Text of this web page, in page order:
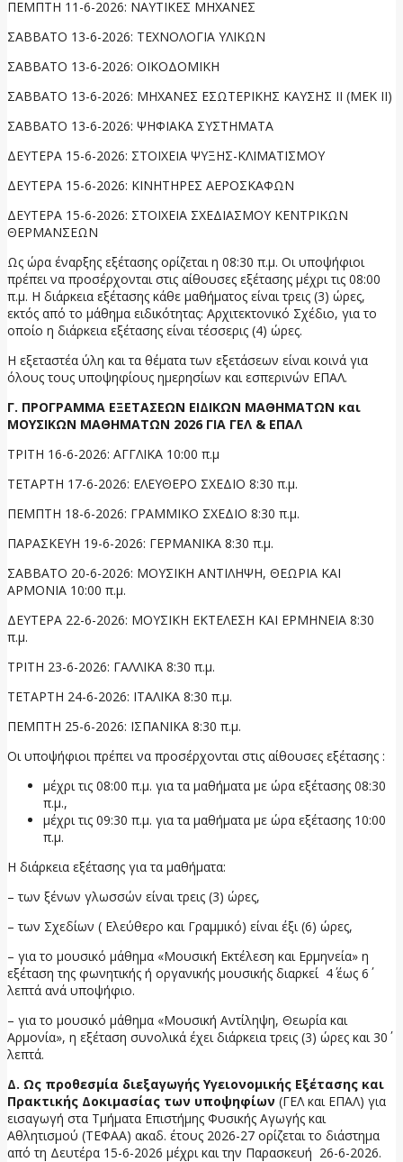
ΠΕΜΠΤΗ 11-6-2026: ΝΑΥΤΙΚΕΣ ΜΗΧΑΝΕΣ
ΣΑΒΒΑΤΟ 13-6-2026: ΤΕΧΝΟΛΟΓΙΑ ΥΛΙΚΩΝ
ΣΑΒΒΑΤΟ 13-6-2026: ΟΙΚΟΔΟΜΙΚΗ
ΣΑΒΒΑΤΟ 13-6-2026: ΜΗΧΑΝΕΣ ΕΣΩΤΕΡΙΚΗΣ ΚΑΥΣΗΣ II (ΜΕΚ ΙΙ)
ΣΑΒΒΑΤΟ 13-6-2026: ΨΗΦΙΑΚΑ ΣΥΣΤΗΜΑΤΑ
ΔΕΥΤΕΡΑ 15-6-2026: ΣΤΟΙΧΕΙΑ ΨΥΞΗΣ-ΚΛΙΜΑΤΙΣΜΟΥ
ΔΕΥΤΕΡΑ 15-6-2026: ΚΙΝΗΤΗΡΕΣ ΑΕΡΟΣΚΑΦΩΝ
ΔΕΥΤΕΡΑ 15-6-2026: ΣΤΟΙΧΕΙΑ ΣΧΕΔΙΑΣΜΟΥ ΚΕΝΤΡΙΚΩΝ
ΘΕΡΜΑΝΣΕΩΝ
Ως ώρα έναρξης εξέτασης ορίζεται η 08:30 π.μ. Οι υποψήφιοι
πρέπει να προσέρχονται στις αίθουσες εξέτασης μέχρι τις 08:00
π.μ. Η διάρκεια εξέτασης κάθε μαθήματος είναι τρεις (3) ώρες,
εκτός από το μάθημα ειδικότητας: Αρχιτεκτονικό Σχέδιο, για το
οποίο η διάρκεια εξέτασης είναι τέσσερις (4) ώρες.
Η εξεταστέα ύλη και τα θέματα των εξετάσεων είναι κοινά για
όλους τους υποψηφίους ημερησίων και εσπερινών ΕΠΑΛ.
Γ. ΠΡΟΓΡΑΜΜΑ ΕΞΕΤΑΣΕΩΝ ΕΙΔΙΚΩΝ ΜΑΘΗΜΑΤΩΝ και
ΜΟΥΣΙΚΩΝ ΜΑΘΗΜΑΤΩΝ 2026 ΓΙΑ ΓΕΛ & ΕΠΑΛ
ΤΡΙΤΗ 16-6-2026: ΑΓΓΛΙΚΑ 10:00 π.μ
ΤΕΤΑΡΤΗ 17-6-2026: ΕΛΕΥΘΕΡΟ ΣΧΕΔΙΟ 8:30 π.μ.
ΠΕΜΠΤΗ 18-6-2026: ΓΡΑΜΜΙΚΟ ΣΧΕΔΙΟ 8:30 π.μ.
ΠΑΡΑΣΚΕΥΗ 19-6-2026: ΓΕΡΜΑΝΙΚΑ 8:30 π.μ.
ΣΑΒΒΑΤΟ 20-6-2026: ΜΟΥΣΙΚΗ ΑΝΤΙΛΗΨΗ, ΘΕΩΡΙΑ ΚΑΙ
ΑΡΜΟΝΙΑ 10:00 π.μ.
ΔΕΥΤΕΡΑ 22-6-2026: ΜΟΥΣΙΚΗ ΕΚΤΕΛΕΣΗ ΚΑΙ ΕΡΜΗΝΕΙΑ 8:30
π.μ.
ΤΡΙΤΗ 23-6-2026: ΓΑΛΛΙΚΑ 8:30 π.μ.
ΤΕΤΑΡΤΗ 24-6-2026: ΙΤΑΛΙΚΑ 8:30 π.μ.
ΠΕΜΠΤΗ 25-6-2026: ΙΣΠΑΝΙΚΑ 8:30 π.μ.
Οι υποψήφιοι πρέπει να προσέρχονται στις αίθουσες εξέτασης :
μέχρι τις 08:00 π.μ. για τα μαθήματα με ώρα εξέτασης 08:30
π.μ.,
μέχρι τις 09:30 π.μ. για τα μαθήματα με ώρα εξέτασης 10:00
π.μ.
Η διάρκεια εξέτασης για τα μαθήματα:
– των ξένων γλωσσών είναι τρεις (3) ώρες,
– των Σχεδίων ( Ελεύθερο και Γραμμικό) είναι έξι (6) ώρες,
– για το μουσικό μάθημα «Μουσική Εκτέλεση και Ερμηνεία» η
εξέταση της φωνητικής ή οργανικής μουσικής διαρκεί 4΄ έως 6΄
λεπτά ανά υποψήφιο.
– για το μουσικό μάθημα «Μουσική Αντίληψη, Θεωρία και
Αρμονία», η εξέταση συνολικά έχει διάρκεια τρεις (3) ώρες και 30΄
λεπτά.
Δ. Ως προθεσμία διεξαγωγής Υγειονομικής Εξέτασης και
Πρακτικής Δοκιμασίας των υποψηφίων (ΓΕΛ και ΕΠΑΛ) για
εισαγωγή στα Τμήματα Επιστήμης Φυσικής Αγωγής και
Αθλητισμού (ΤΕΦΑΑ) ακαδ. έτους 2026-27 ορίζεται το διάστημα
από τη Δευτέρα 15-6-2026 μέχρι και την Παρασκευή 26-6-2026.